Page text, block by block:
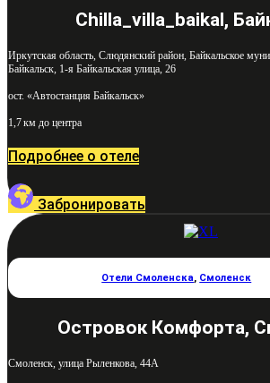
Chilla_villa_baikal,
Иркутская область, Слюдянский район, Байкальское
Байкальск, 1-я Байкальская улица, 26
ост. «Автостанция Байкальск»
1,7 км до центра
Подробнее о отеле
Забронировать
Отели Смоленска, Смоленск
Островок Комфорта,
Смоленск, улица Рыленкова, 44А